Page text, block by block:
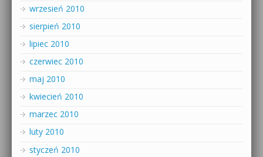
wrzesień 2010
sierpień 2010
lipiec 2010
czerwiec 2010
maj 2010
kwiecień 2010
marzec 2010
luty 2010
styczeń 2010